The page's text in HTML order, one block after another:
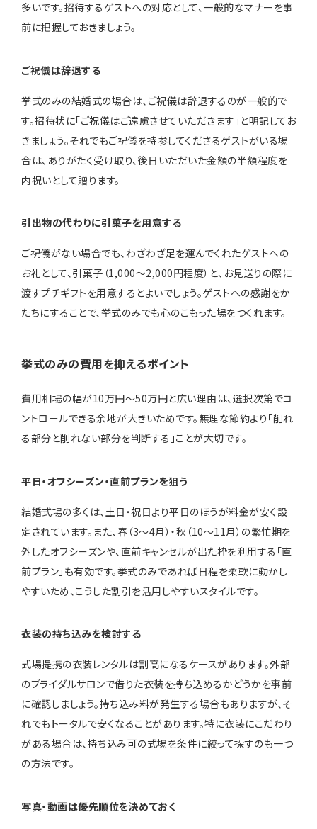
多いです。招待するゲストへの対応として、一般的なマナーを事
前に把握しておきましょう。
ご祝儀は辞退する
挙式のみの結婚式の場合は、ご祝儀は辞退するのが一般的で
す。招待状に「ご祝儀はご遠慮させていただきます」と明記してお
きましょう。それでもご祝儀を持参してくださるゲストがいる場
合は、ありがたく受け取り、後日いただいた金額の半額程度を
内祝いとして贈ります。
引出物の代わりに引菓子を用意する
ご祝儀がない場合でも、わざわざ足を運んでくれたゲストへの
お礼として、引菓子（1,000〜2,000円程度）と、お見送りの際に
渡すプチギフトを用意するとよいでしょう。ゲストへの感謝をか
たちにすることで、挙式のみでも心のこもった場をつくれます。
挙式のみの費用を抑えるポイント
費用相場の幅が10万円〜50万円と広い理由は、選択次第でコ
ントロールできる余地が大きいためです。無理な節約より「削れ
る部分と削れない部分を判断する」ことが大切です。
平日・オフシーズン・直前プランを狙う
結婚式場の多くは、土日・祝日より平日のほうが料金が安く設
定されています。また、春（3〜4月）・秋（10〜11月）の繁忙期を
外したオフシーズンや、直前キャンセルが出た枠を利用する「直
前プラン」も有効です。挙式のみであれば日程を柔軟に動かし
やすいため、こうした割引を活用しやすいスタイルです。
衣装の持ち込みを検討する
式場提携の衣装レンタルは割高になるケースがあります。外部
のブライダルサロンで借りた衣装を持ち込めるかどうかを事前
に確認しましょう。持ち込み料が発生する場合もありますが、そ
れでもトータルで安くなることがあります。特に衣装にこだわり
がある場合は、持ち込み可の式場を条件に絞って探すのも一つ
の方法です。
写真・動画は優先順位を決めておく